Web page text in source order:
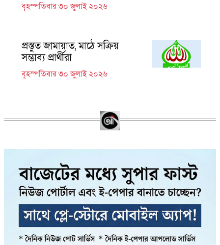
বৃহস্পতিবার ৩০ জুলাই ২০২৬
প্রস্তুত জামায়াত, মাঠে সক্রিয়
সম্ভাব্য প্রার্থীরা
বৃহস্পতিবার ৩০ জুলাই ২০২৬